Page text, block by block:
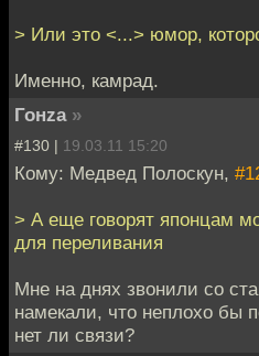
> Или это <...> юмор,
Именно, камрад.
Гонzа »
#130 | 19.03.11 15:20
Кому: Медвед Полоскун,
> А еще говорят японцам
для переливания
Мне на днях звонили со
намекали, что неплохо бы
нет ли связи?